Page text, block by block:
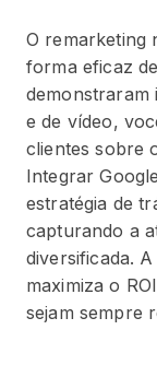
O remarketing
forma eficaz
demonstraram
e de vídeo,
clientes sobre
Integrar
estratégia de
capturando a
diversificada.
maximiza o
sejam sempre